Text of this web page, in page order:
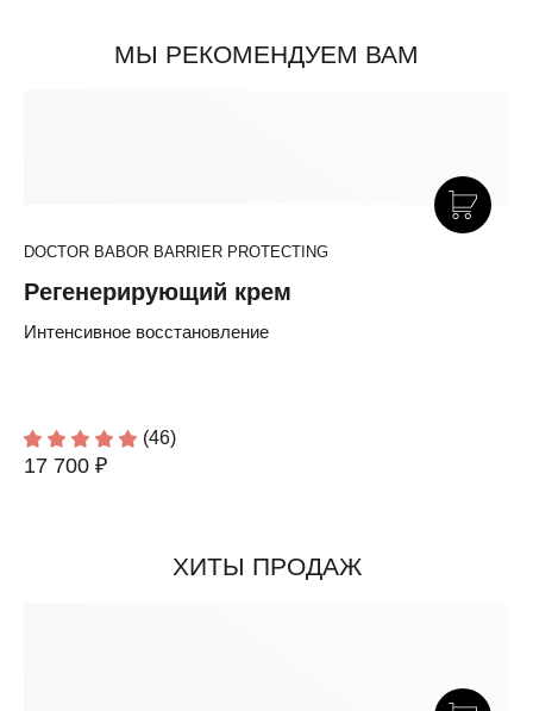
МЫ РЕКОМЕНДУЕМ ВАМ
DOCTOR BABOR BARRIER PROTECTING
Регенерирующий крем
Интенсивное восстановление
(46)
17 700 ₽
ХИТЫ ПРОДАЖ